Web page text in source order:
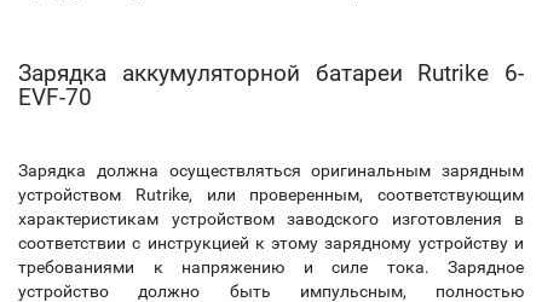
Зарядка аккумуляторной батареи Rutrike 6-
EVF-70
Зарядка должна осуществляться оригинальным зарядным
устройством Rutrike, или проверенным, соответствующим
характеристикам устройством заводского изготовления в
соответствии с инструкцией к этому зарядному устройству и
требованиями к напряжению и силе тока. Зарядное
устройство должно быть импульсным, полностью